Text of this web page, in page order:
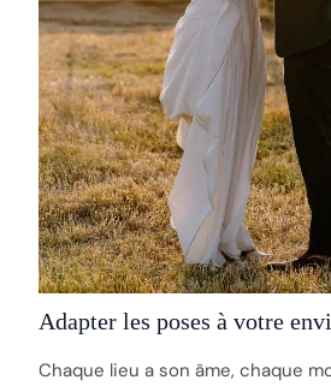
Adapter les poses à votre
Chaque lieu a son âme, chaque